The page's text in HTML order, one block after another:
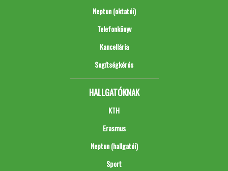
Neptun (oktatói)
Telefonkönyv
Kancellária
Segítségkérés
HALLGATÓKNAK
KTH
Erasmus
Neptun (hallgatói)
Sport